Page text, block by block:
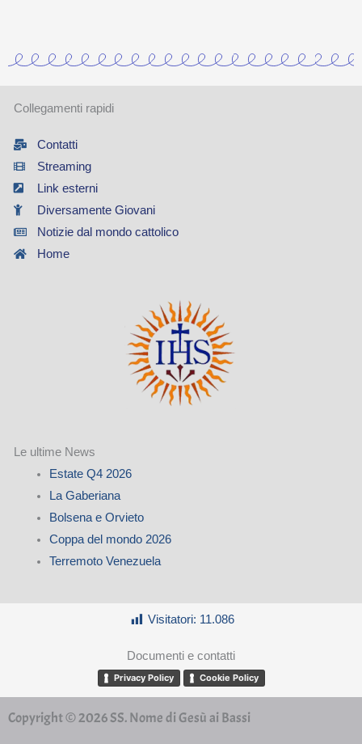
Collegamenti rapidi
Contatti
Streaming
Link esterni
Diversamente Giovani
Notizie dal mondo cattolico
Home
Le ultime News
Estate Q4 2026
La Gaberiana
Bolsena e Orvieto
Coppa del mondo 2026
Terremoto Venezuela
Visitatori: 11.086
Documenti e contatti
Privacy Policy Cookie Policy
Copyright © 2026 SS. Nome di Gesù ai Bassi